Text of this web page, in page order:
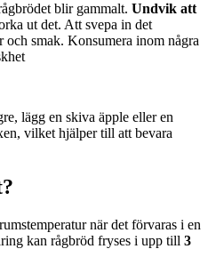
blir gammalt. Undvik att
ut det. Att svepa in det
och smak. Konsumera inom några
lägg en skiva äpple eller en
vilket hjälper till att bevara
när det förvaras i en
kan rågbröd fryses i upp till 3